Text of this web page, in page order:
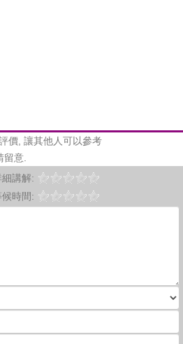
價, 讓其他人可以參考
意.
細講解:
候時間: